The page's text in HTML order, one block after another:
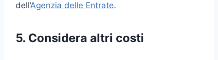
dell’Agenzia delle Entrate.
5. Considera altri costi